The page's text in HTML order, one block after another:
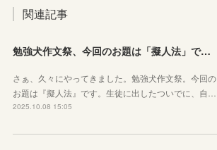
関連記事
勉強犬作文祭、今回のお題は「擬人法」です！
さぁ、久々にやってきました。勉強犬作文祭。今回の
お題は『擬人法』です。生徒に出したついでに、自…
2025.10.08 15:05